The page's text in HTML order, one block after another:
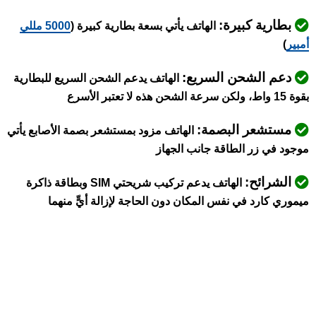
بطارية كبيرة: الهاتف يأتي بسعة بطارية كبيرة (
5000 مللي
أمبير )
دعم الشحن السريع: الهاتف يدعم الشحن السريع للبطارية
بقوة 15 واط، ولكن سرعة الشحن هذه لا تعتبر الأسرع
مستشعر البصمة: الهاتف مزود بمستشعر بصمة الأصابع يأتي
موجود في زر الطاقة جانب الجهاز
الشرائح:
الهاتف يدعم تركيب شريحتي SIM وبطاقة ذاكرة
ميموري كارد في نفس المكان دون الحاجة لإزالة أيٍّ منهما